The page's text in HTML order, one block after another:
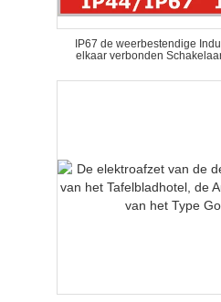
IP67 de weerbestendige
elkaar verbonden